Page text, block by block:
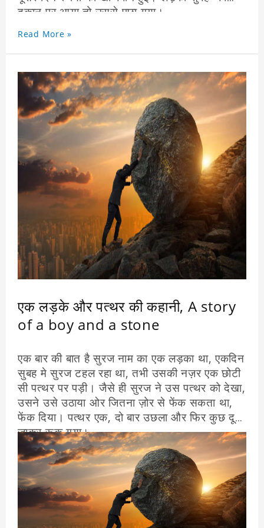
दुकान पर आया तो उससे पूछा गया।
को दे दिए।
वह बहुत ही खुश हुआ। लड़के के ईमानदारी से सबको
बहुत प्रसनन्ता हुई।
सेठ भी लड़के से बहुत खुश हुआ। सेठ ने लड़के को
पुरस्कार देना चाहा तो लड़के ने लेने से मना कर दिया।
लड़के ने कहा सेठ जी में आगे पढ़ना चाहता हु। पर पैसो
के आभाव ने पढ़ नहीं पा रहा। आप कुछ सहयता कर दें।
सेठ ने लड़के की पढ़ाई का प्रवन्ध कर दिया। लड़का
बहुत मेहनत से पढता गया।
यही लड़का आगे चलकर बहुत बढ़ा सहित्यकार बना।
इसका नाम था – राम नरेश त्रिपाठी। हिंदी साहित्य में
इनका बहुत बढ़ा योगदान है।
ईमानदार मनुष्य ईश्वर की सर्वोत्तम रचना है ।
Read More »
एक लड़के और पत्थर की कहानी, A story
of a boy and a stone
एक बार की बात है सुरज नाम का एक लड़का था, एकदिन
सुबह मे सुरज टहल रहा था, तभी उसकी नज़र एक छोटी
सी पत्थर पर पड़ी। जैसे ही सुरज ने उस पत्थर को देखा,
उसने उसे उठाया ओर जितना ज़ोर से फेंक सकता था,
फेंक दिया। पत्थर एक, दो बार उछला और फिर कुछ दूर
जाकर रूक गया।
सुरज चकित रह गया, उसने अब तक कभी ऐसा नहीं देखा
था । उसने फिर से कोशिश करने का फैसला किया, इस
बार सुरज ने पत्थर को ओर जोर से फेंका । इस बार
पत्थर पहले से अधिक दूर तक दूर जाकर रूका ।
सुरज इतना उत्साहित था कि वह पत्थर फेंकता रहा, हर
बार उसे और जोर से फेंकता रहा। प्रत्येक फेंके जाने पर